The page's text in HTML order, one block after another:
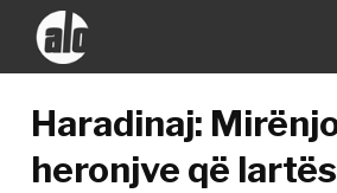
Haradinaj:
heronjve që